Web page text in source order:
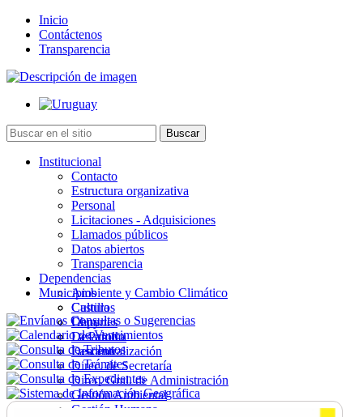
Inicio
Contáctenos
Transparencia
Institucional
Contacto
Estructura organizativa
Personal
Licitaciones - Adquisiciones
Llamados públicos
Datos abiertos
Transparencia
Dependencias
Ambiente y Cambio Climático
Cultura
Deportes
Desarrollo
Descentralización
Direc. de Secretaría
Direc. Gral. de Administración
Gestión Ambiental
Gestión Humana
Municipios
Castillos
Chuy
La Paloma
Lascano